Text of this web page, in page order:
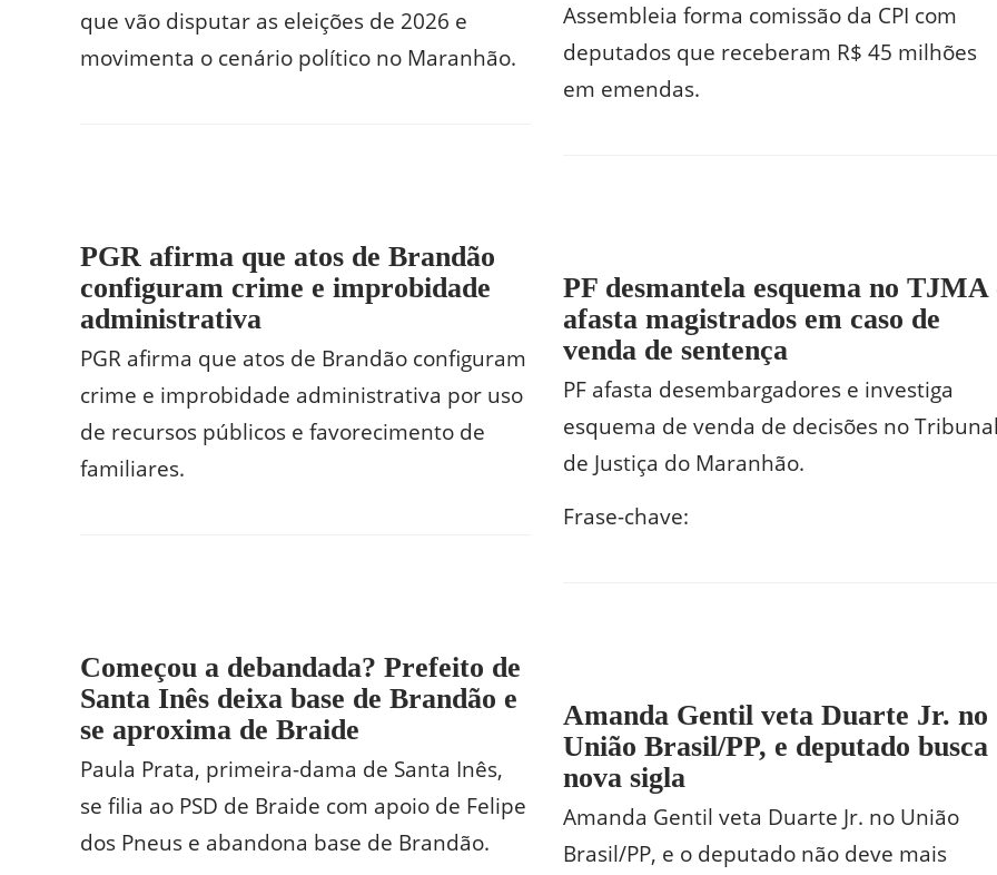
Assembleia forma comissão da CPI com
deputados que receberam R$ 45 milhões
em emendas.
que vão disputar as eleições de 2026 e
movimenta o cenário político no Maranhão.
PGR afirma que atos de Brandão
configuram crime e improbidade
administrativa
PGR afirma que atos de Brandão configuram
crime e improbidade administrativa por uso
de recursos públicos e favorecimento de
familiares.
PF desmantela esquema no TJMA
afasta magistrados em caso de
venda de sentença
PF afasta desembargadores e investiga
esquema de venda de decisões no
de Justiça do Maranhão.
Frase-chave:
Começou a debandada? Prefeito de
Santa Inês deixa base de Brandão e
se aproxima de Braide
Paula Prata, primeira-dama de Santa Inês,
se filia ao PSD de Braide com apoio de Felipe
dos Pneus e abandona base de Brandão.
Amanda Gentil veta Duarte Jr. no
União Brasil/PP, e deputado busca
nova sigla
Amanda Gentil veta Duarte Jr. no União
Brasil/PP, e o deputado não deve mais